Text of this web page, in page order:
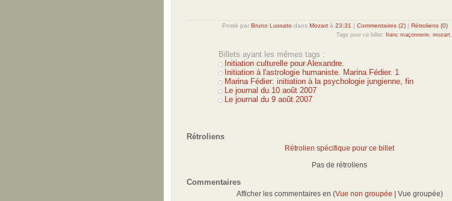
Posté par Bruno Lussato dans Mozart à 23:31 | Commentaires (2) | Rétroliens (0)
Tags pour ce billet: franc maçonnerie, mozart,
Billets ayant les mêmes tags :
Initiation culturelle pour Alexandre.
Initiation à l'astrologie humaniste. Marina Fédier. 1
Marina Fédier: initiation à la psychologie jungienne, fin
Le journal du 10 août 2007
Le journal du 9 août 2007
Rétroliens
Rétrolien spécifique pour ce billet
Pas de rétroliens
Commentaires
Afficher les commentaires en (Vue non groupée | Vue groupée)